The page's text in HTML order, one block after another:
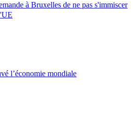
à Bruxelles de ne pas s'immiscer
l’économie mondiale